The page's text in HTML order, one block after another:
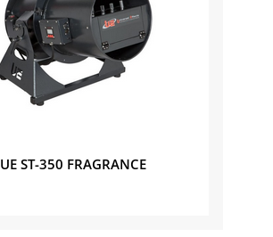
UE ST-350 FRAGRANCE